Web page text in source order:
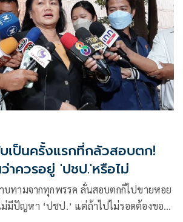
เป็นครั้งแรกที่กลัวสอบตก!
าควรอยู่ 'ปชป.'หรือไม่
าบทามจากทุกพรรค ลั่นสอบตกก็ไปขายหอย
มีปัญหา ‘ปชป.’ แต่ถ้าไปไม่รอดต้องขอ